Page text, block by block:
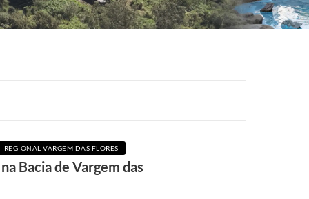
REGIONAL VARGEM DAS FLORES
Bacia de Vargem das